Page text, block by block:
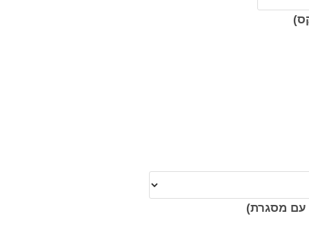
מסגרת)